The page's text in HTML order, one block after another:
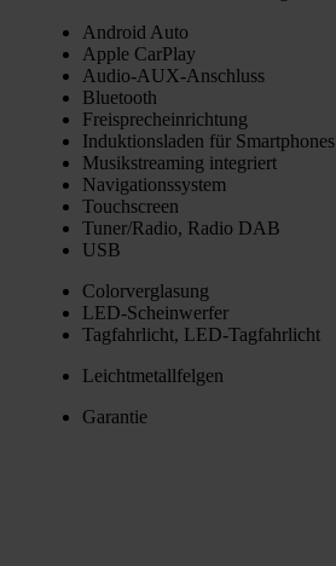
Android Auto
Apple Car­Play
Audio-AUX-Anschluss
Blue­tooth
Frei­sprech­ein­rich­tung
Induk­ti­ons­la­den für Smart­phones
Musik­strea­ming inte­griert
Navi­ga­ti­ons­sys­tem
Touch­screen
Tuner/Radio, Radio DAB
USB
Color­ver­gla­sung
LED-Schein­wer­fer
Tag­fahr­licht, LED-Tag­fahr­licht
Leicht­me­tall­fel­gen
Garan­tie